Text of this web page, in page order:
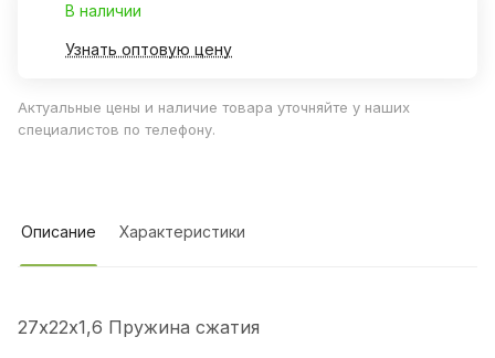
В наличии
Узнать оптовую цену
Актуальные цены и наличие товара уточняйте у наших
специалистов по телефону.
Описание Характеристики
27х22х1,6 Пружина сжатия